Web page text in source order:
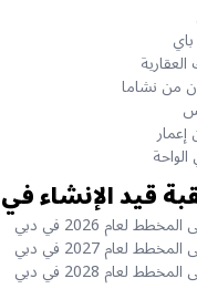
من نشاما
قيد الإنشاء
لعام 2026 في دبي
لعام 2027 في دبي
لعام 2028 في دبي